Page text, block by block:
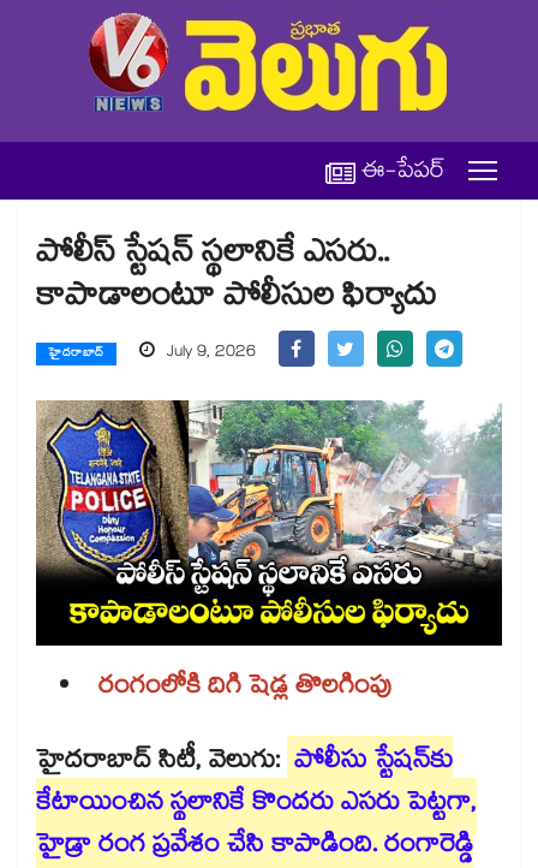
ఈ-పేపర్
పోలీస్ స్టేషన్ స్థలానికే ఎసరు..
కాపాడాలంటూ పోలీసుల ఫిర్యాదు
హైదరాబాద్ July 9, 2026
రంగంలోకి దిగి షెడ్ల తొలగింపు
హైదరాబాద్ సిటీ, వెలుగు: పోలీసు స్టేష‌‌న్‌‌కు
కేటాయించిన స్థలానికే కొందరు ఎసరు పెట్టగా,
హైడ్రా రంగ ప్రవేశం చేసి కాపాడింది. రంగారెడ్డి